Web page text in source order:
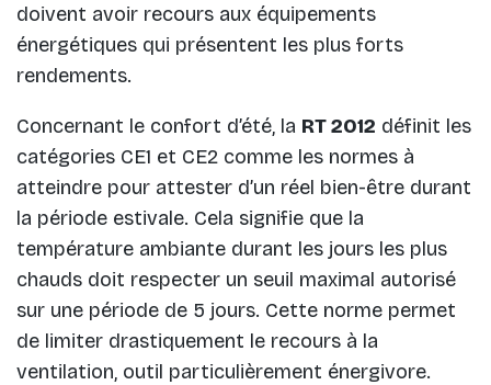
doivent avoir recours aux équipements
énergétiques qui présentent les plus forts
rendements.
Concernant le confort d’été, la RT 2012 définit les
catégories CE1 et CE2 comme les normes à
atteindre pour attester d’un réel bien-être durant
la période estivale. Cela signifie que la
température ambiante durant les jours les plus
chauds doit respecter un seuil maximal autorisé
sur une période de 5 jours. Cette norme permet
de limiter drastiquement le recours à la
ventilation, outil particulièrement énergivore.